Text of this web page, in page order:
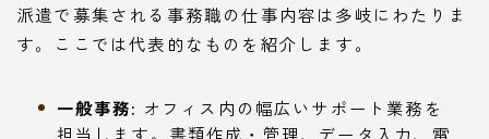
派遣で募集される事務職の仕事内容は多岐にわたりま
す。ここでは代表的なものを紹介します。
一般事務: オフィス内の幅広いサポート業務を
担当します。書類作成・管理、データ入力、電